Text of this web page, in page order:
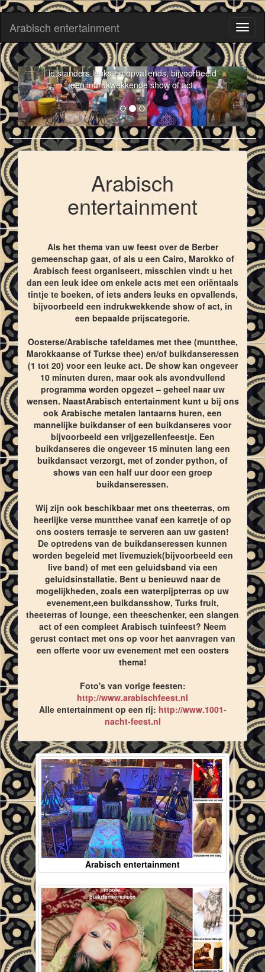
Arabisch entertainment
Arabisch Entertainment: euk idee om enkele
acts met een oriëntaals tintje te boeken, of
iets anders leuks en opvallends, bijvoorbeeld
een indrukwekkende show of act.
Arabisch
entertainment
Als het thema van uw feest over de Berber
gemeenschap gaat, of als u een Cairo, Marokko of
Arabisch feest organiseert, misschien vindt u het
dan een leuk idee om enkele acts met een oriëntaals
tintje te boeken, of iets anders leuks en opvallends,
bijvoorbeeld een indrukwekkende show of act, in
een bepaalde prijscategorie.
Oosterse/Arabische tafeldames met thee (muntthee,
Marokkaanse of Turkse thee) en/of buikdanseressen
(1 tot 20) voor een leuke act. De show kan ongeveer
10 minuten duren, maar ook als avondvullend
programma worden opgezet – geheel naar uw
wensen. NaastArabisch entertainment kunt u bij ons
ook Arabische metalen lantaarns huren, een
mannelijke buikdanser of een buikdanseres voor
bijvoorbeeld een vrijgezellenfeestje. Een
buikdanseres die ongeveer 15 minuten lang een
buikdansact verzorgt, met of zonder python, of
shows van een half uur door een groep
buikdanseressen.
Wij zijn ook beschikbaar met ons theeterras, om
heerlijke verse muntthee vanaf een karretje of op
ons oosters terrasje te serveren aan uw gasten!
De optredens van de buikdanseressen kunnen
worden begeleid met livemuziek(bijvoorbeeld een
live band) of met een geluidsband via een
geluidsinstallatie. Bent u benieuwd naar de
mogelijkheden, zoals een waterpijpterras op uw
evenement,een buikdansshow, Turks fruit,
theeterras of lounge, een theeschenker, een slangen
act of een compleet Arabisch tuinfeest? Neem
gerust contact met ons op voor het aanvragen van
een offerte voor uw evenement met een oosters
thema!
Foto's van vorige feesten:
http://www.arabischfeest.nl
Alle entertainment op een rij: http://www.1001-
nacht-feest.nl
Arabisch entertainment